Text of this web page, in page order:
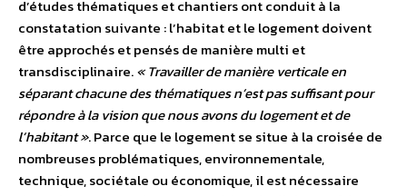
d’études thématiques et chantiers ont conduit à la
constatation suivante : l’habitat et le logement doivent
être approchés et pensés de manière multi et
transdisciplinaire.« Travailler de manière verticale en
séparant chacune des thématiques n’est pas suffisant pour
répondre à la vision que nous avons du logement et de
l’habitant ». Parce que le logement se situe à la croisée de
nombreuses problématiques, environnementale,
technique, sociétale ou économique, il est nécessaire